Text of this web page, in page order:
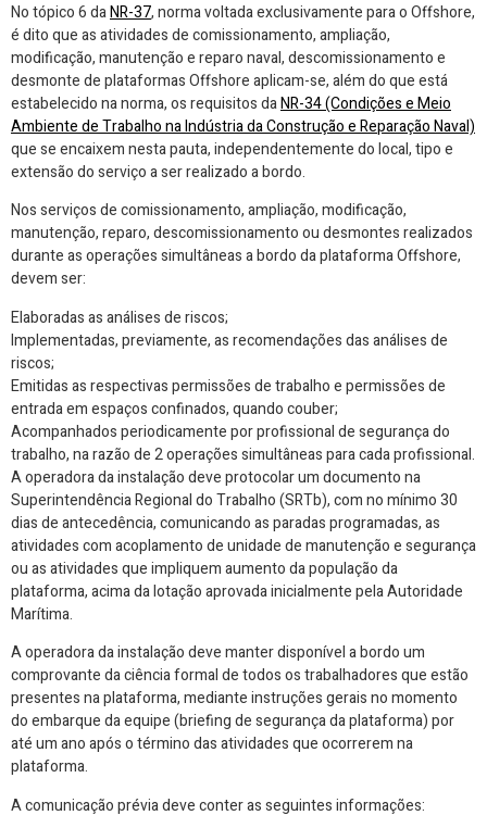
No tópico 6 daNR-37, norma voltada exclusivamente para o Offshore,
é dito que as atividades de comissionamento, ampliação,
modificação, manutenção e reparo naval, descomissionamento e
desmonte de plataformas Offshore aplicam-se, além do que está
estabelecido na norma, os requisitos daNR-34 (Condições e Meio
Ambiente de Trabalho na Indústria da Construção e Reparação Naval)
que se encaixem nesta pauta, independentemente do local, tipo e
extensão do serviço a ser realizado a bordo.
Nos serviços de comissionamento, ampliação, modificação,
manutenção, reparo, descomissionamento ou desmontes realizados
durante as operações simultâneas a bordo da plataforma Offshore,
devem ser:
Elaboradas as análises de riscos;
Implementadas, previamente, as recomendações das análises de
riscos;
Emitidas as respectivas permissões de trabalho e permissões de
entrada em espaços confinados, quando couber;
Acompanhados periodicamente por profissional de segurança do
trabalho, na razão de 2 operações simultâneas para cada profissional.
A operadora da instalação deve protocolar um documento na
Superintendência Regional do Trabalho (SRTb), com no mínimo 30
dias de antecedência, comunicando as paradas programadas, as
atividades com acoplamento de unidade de manutenção e segurança
ou as atividades que impliquem aumento da população da
plataforma, acima da lotação aprovada inicialmente pela Autoridade
Marítima.
A operadora da instalação deve manter disponível a bordo um
comprovante da ciência formal de todos os trabalhadores que estão
presentes na plataforma, mediante instruções gerais no momento
do embarque da equipe (briefing de segurança da plataforma) por
até um ano após o término das atividades que ocorrerem na
plataforma.
A comunicação prévia deve conter as seguintes informações: